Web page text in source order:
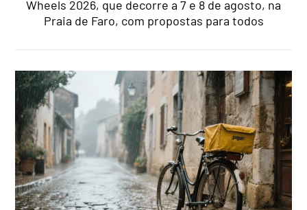
Wheels 2026, que decorre a 7 e 8 de agosto, na
Praia de Faro, com propostas para todos